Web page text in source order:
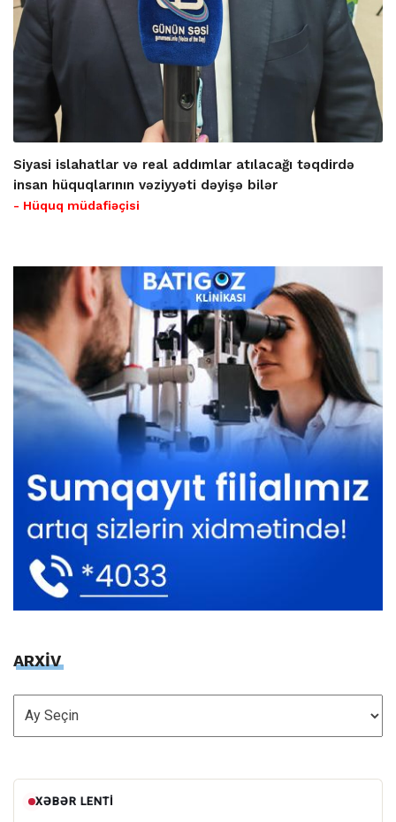
Siyasi islahatlar və real addımlar atılacağı təqdirdə
insan hüquqlarının vəziyyəti dəyişə bilər
- Hüquq müdafiəçisi
ARXİV
ARXİV
XƏBƏR LENTI